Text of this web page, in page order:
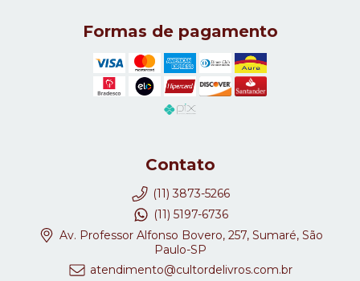
Formas de pagamento
Contato
(11) 3873-5266
(11) 5197-6736
Av. Professor Alfonso Bovero, 257, Sumaré, São
Paulo-SP
atendimento@cultordelivros.com.br